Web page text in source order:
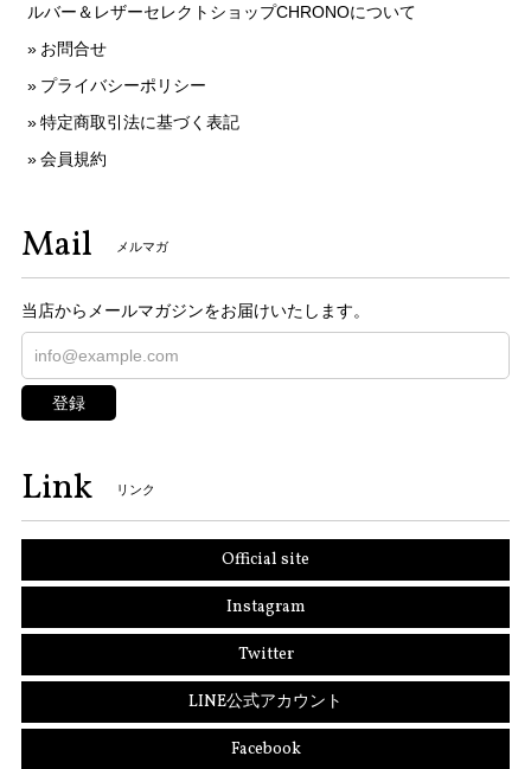
ルバー＆レザーセレクトショップCHRONOについて
お問合せ
プライバシーポリシー
特定商取引法に基づく表記
会員規約
Mail メルマガ
当店からメールマガジンをお届けいたします。
登録
Link リンク
Official site
Instagram
Twitter
LINE公式アカウント
Facebook